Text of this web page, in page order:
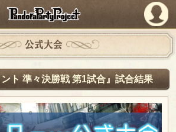
PandoraPartyProject
公式大会
ト 準々決勝戦 第1試合』試合結果